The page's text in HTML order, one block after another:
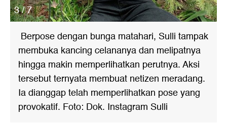
3 / 7
Berpose dengan bunga matahari, Sulli tampak
membuka kancing celananya dan melipatnya
hingga makin memperlihatkan perutnya. Aksi
tersebut ternyata membuat netizen meradang.
Ia dianggap telah memperlihatkan pose yang
provokatif. Foto: Dok. Instagram Sulli